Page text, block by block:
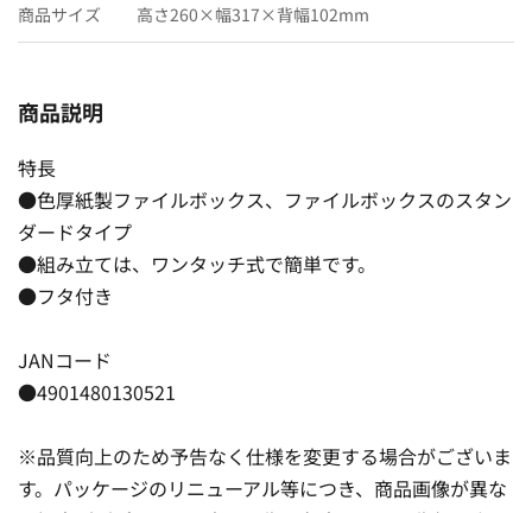
商品サイズ 高さ260×幅317×背幅102mm
商品説明
特長
●色厚紙製ファイルボックス、ファイルボックスのスタン
ダードタイプ
●組み立ては、ワンタッチ式で簡単です。
●フタ付き
JANコード
●4901480130521
※品質向上のため予告なく仕様を変更する場合がございま
す。パッケージのリニューアル等につき、商品画像が異な